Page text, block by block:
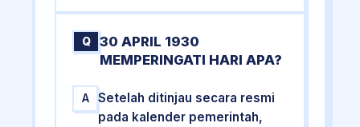
Q
30 APRIL 1930
MEMPERINGATI HARI APA?
A
Setelah ditinjau secara resmi
pada kalender pemerintah,